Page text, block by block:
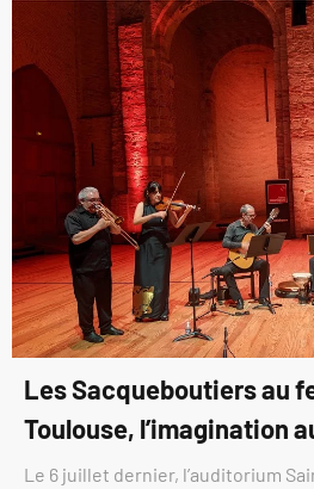
Les Sacqueboutiers au
Toulouse, l’imagination
Le 6 juillet dernier, l’auditorium